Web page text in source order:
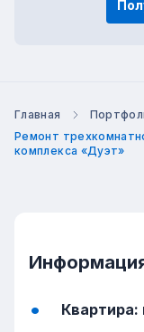
Главная
Ремонт
комплекса «Дуэт»
Квартира: